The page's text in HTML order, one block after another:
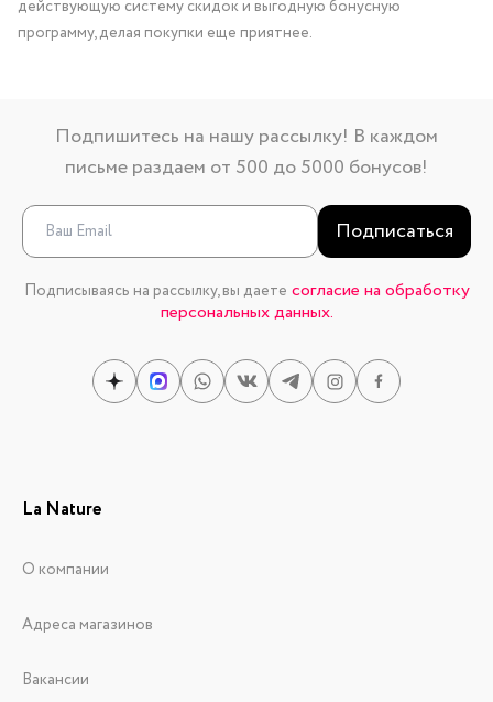
действующую систему скидок и выгодную бонусную
программу, делая покупки еще приятнее.
Подпишитесь на нашу рассылку! В каждом
письме раздаем от 500 до 5000 бонусов!
Подписаться
Подписываясь на рассылку, вы даете согласие на обработку
персональных данных.
La Nature
О компании
Адреса магазинов
Вакансии